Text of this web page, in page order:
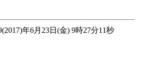
年6月23日(金) 9時27分11秒